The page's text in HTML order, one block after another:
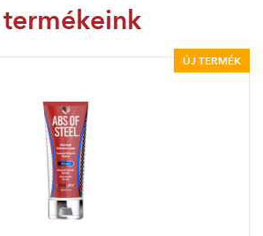
termékeink
ÚJ TERMÉK